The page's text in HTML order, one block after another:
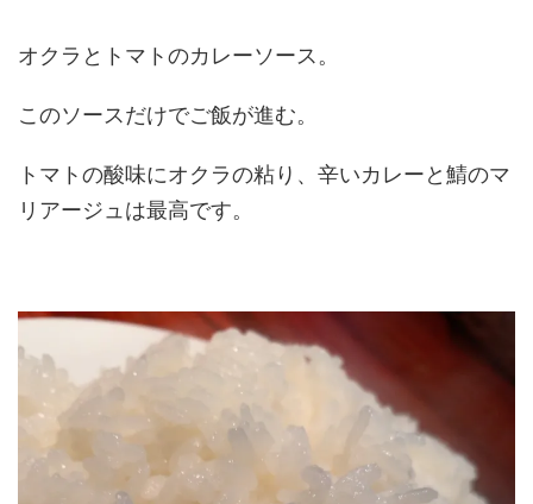
オクラとトマトのカレーソース。
このソースだけでご飯が進む。
トマトの酸味にオクラの粘り、辛いカレーと鯖のマ
リアージュは最高です。